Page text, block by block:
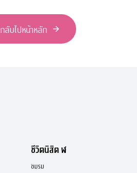
กลับไปหน้าหลัก
ชีวิตนิสิต ฬ
ชมรม